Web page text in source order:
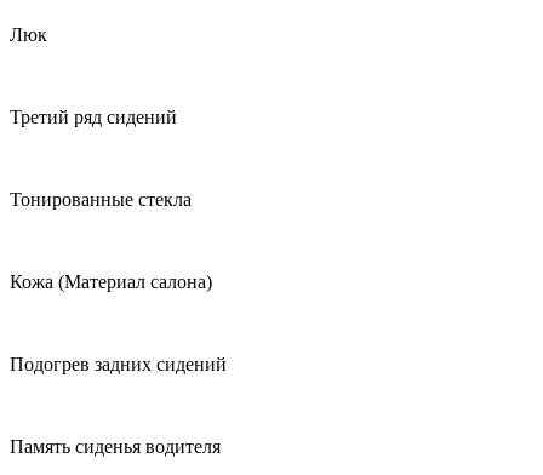
Люк
Третий ряд сидений
Тонированные стекла
Кожа (Материал салона)
Подогрев задних сидений
Память сиденья водителя